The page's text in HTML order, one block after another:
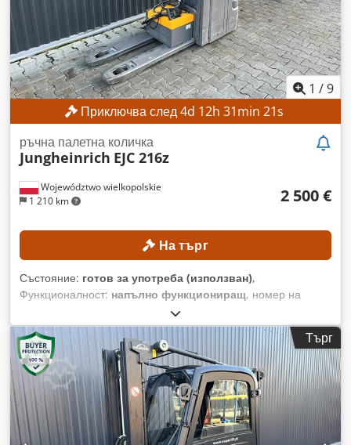
1 /9
Приключва след4d 12h 31min 18s
Województwo wielkopolskie
1 210 km
ръчна палетна количка
Jungheinrich EJC 216z
2 500 €
На търг
Състояние: готов за употреба (използван),
Функционалност: напълно функциониращ, номер на
90621285
производство:2021, часове на работа:560 h, височина на
повдигане: 2 800 мм, строителна височина:1 950 мм , Без
минимална цена – гарантирана продажба на най-високата
предложена цена! ТЕХНИЧЕСКИ ДАННИ Височина на
повдигане: 2800 мм Обща височина: 1950 мм ДАННИ ЗА
МАШИНАТА Тип мачта: Стандартна мачта Тип батерия:
Литиево-йонна батерия Работни часове: 560 ч.
Търг